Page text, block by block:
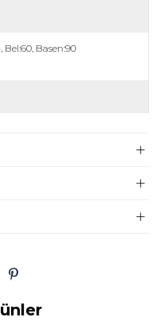
Bel:60, Basen:90